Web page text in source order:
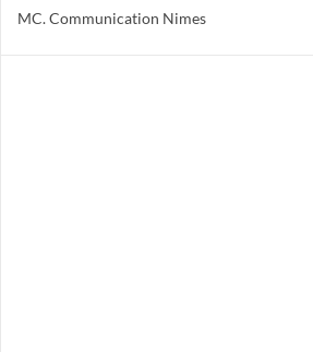
MC. Communication Nimes